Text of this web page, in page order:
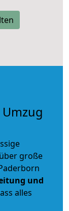
große
und
alles